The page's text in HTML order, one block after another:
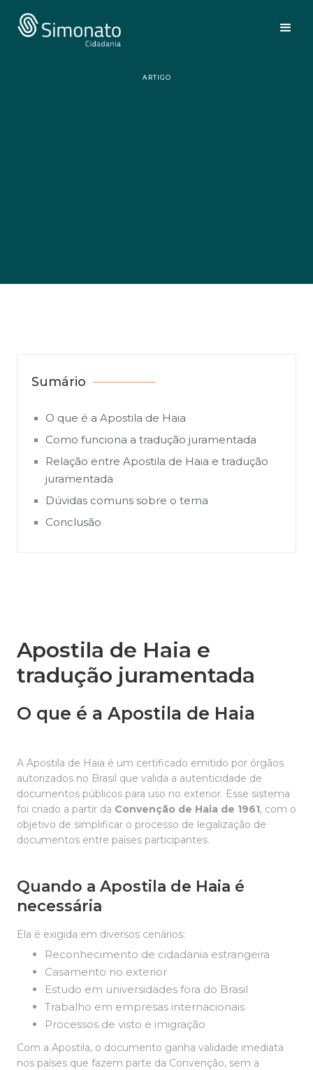
ARTIGO
Sumário
O que é a Apostila de Haia
Como funciona a tradução juramentada
Relação entre Apostila de Haia e tradução
juramentada
Dúvidas comuns sobre o tema
Conclusão
Apostila de Haia e
tradução juramentada
O que é a Apostila de Haia
A Apostila de Haia é um certificado emitido por órgãos
autorizados no Brasil que valida a autenticidade de
documentos públicos para uso no exterior. Esse sistema
foi criado a partir da Convenção de Haia de 1961, com o
objetivo de simplificar o processo de legalização de
documentos entre países participantes.
Quando a Apostila de Haia é
necessária
Ela é exigida em diversos cenários:
Reconhecimento de cidadania estrangeira
Casamento no exterior
Estudo em universidades fora do Brasil
Trabalho em empresas internacionais
Processos de visto e imigração
Com a Apostila, o documento ganha validade imediata
nos países que fazem parte da Convenção, sem a